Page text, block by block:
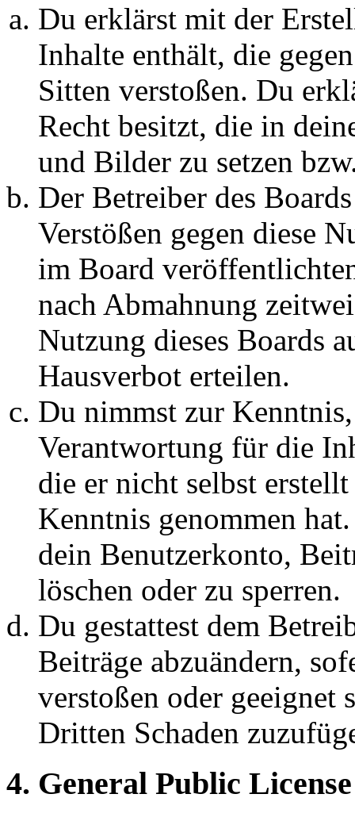
Du erklärst mit der
Inhalte enthält, die
Sitten verstoßen. Du
Recht besitzt, die in
und Bilder zu setzen
Der Betreiber des
Verstößen gegen diese
im Board
nach Abmahnung
Nutzung dieses Boards
Hausverbot erteilen.
Du nimmst zur
Verantwortung für die
die er nicht selbst
Kenntnis genommen
dein Benutzerkonto,
löschen oder zu sperren.
Du gestattest dem
Beiträge abzuändern,
verstoßen oder geeignet
Dritten Schaden
4. General Public License